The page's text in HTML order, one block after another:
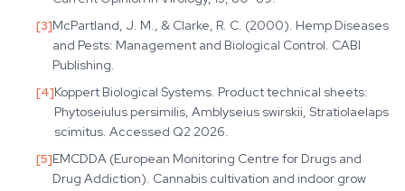
[3]McPartland, J. M., & Clarke, R. C. (2000). Hemp Diseases
and Pests: Management and Biological Control. CABI
Publishing.
[4]Koppert Biological Systems. Product technical sheets:
Phytoseiulus persimilis, Amblyseius swirskii, Stratiolaelaps
scimitus. Accessed Q2 2026.
[5]EMCDDA (European Monitoring Centre for Drugs and
Drug Addiction). Cannabis cultivation and indoor grow